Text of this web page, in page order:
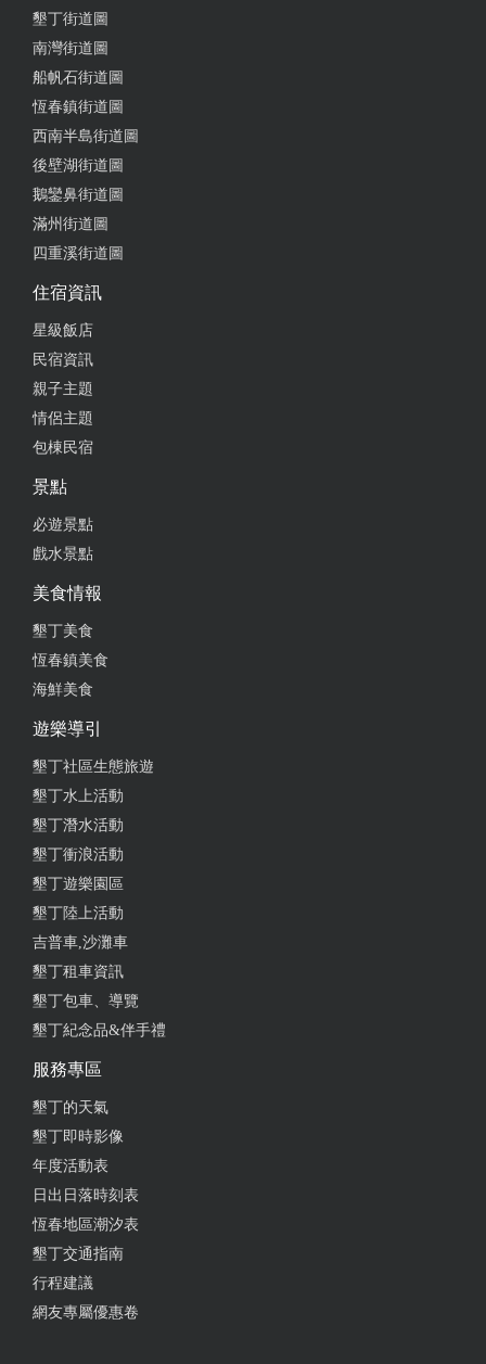
墾丁街道圖
南灣街道圖
船帆石街道圖
恆春鎮街道圖
西南半島街道圖
後壁湖街道圖
鵝鑾鼻街道圖
滿州街道圖
四重溪街道圖
住宿資訊
星級飯店
民宿資訊
親子主題
情侶主題
包棟民宿
景點
必遊景點
戲水景點
美食情報
墾丁美食
恆春鎮美食
海鮮美食
遊樂導引
墾丁社區生態旅遊
墾丁水上活動
墾丁潛水活動
墾丁衝浪活動
墾丁遊樂園區
墾丁陸上活動
吉普車,沙灘車
墾丁租車資訊
墾丁包車、導覽
墾丁紀念品&伴手禮
服務專區
墾丁的天氣
墾丁即時影像
年度活動表
日出日落時刻表
恆春地區潮汐表
墾丁交通指南
行程建議
網友專屬優惠卷